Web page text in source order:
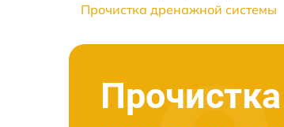
Прочистка дренажной системы